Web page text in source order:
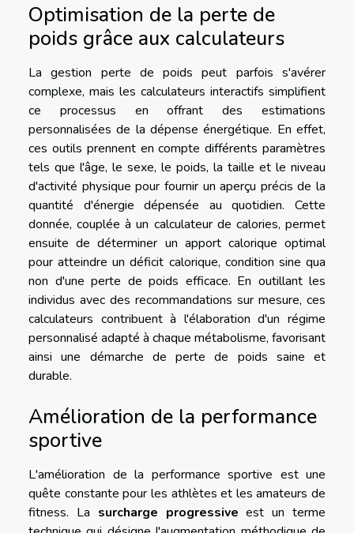
Optimisation de la perte de
poids grâce aux calculateurs
La gestion perte de poids peut parfois s'avérer
complexe, mais les calculateurs interactifs simplifient
ce processus en offrant des estimations
personnalisées de la dépense énergétique. En effet,
ces outils prennent en compte différents paramètres
tels que l'âge, le sexe, le poids, la taille et le niveau
d'activité physique pour fournir un aperçu précis de la
quantité d'énergie dépensée au quotidien. Cette
donnée, couplée à un calculateur de calories, permet
ensuite de déterminer un apport calorique optimal
pour atteindre un déficit calorique, condition sine qua
non d'une perte de poids efficace. En outillant les
individus avec des recommandations sur mesure, ces
calculateurs contribuent à l'élaboration d'un régime
personnalisé adapté à chaque métabolisme, favorisant
ainsi une démarche de perte de poids saine et
durable.
Amélioration de la performance
sportive
L'amélioration de la performance sportive est une
quête constante pour les athlètes et les amateurs de
fitness. La surcharge progressive est un terme